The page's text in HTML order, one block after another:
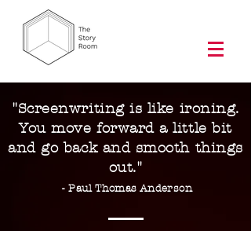
"Screenwriting is like ironing.
You move forward a little bit
and go back and smooth things
out."
- Paul Thomas Anderson